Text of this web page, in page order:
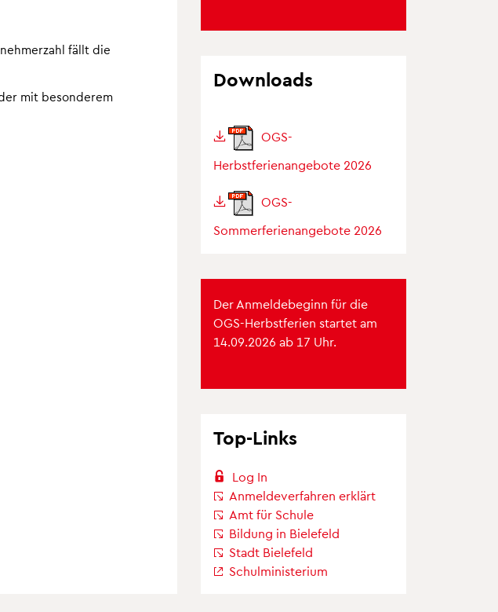
fällt die
mit besonderem
Downloads
OGS-
Herbstferienangebote 2026
OGS-
Sommerferienangebote 2026
Der Anmeldebeginn für die
OGS-Herbstferien startet am
14.09.2026 ab 17 Uhr.
Top-Links
Log In
Anmeldeverfahren erklärt
Amt für Schule
Bildung in Bielefeld
Stadt Bielefeld
Schulministerium